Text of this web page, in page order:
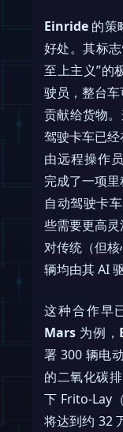
Einride 的策
好处。其标
至上主义”的
驶员，整台
贡献给货物
驾驶卡车已经
由远程操作
完成了一项
自动驾驶卡
些需要更高
对传统（但
辆均由其 AI
这种合作早
Mars 为例，
署 300 辆电
的二氧化碳
下 Frito-Lay
将达到约 32